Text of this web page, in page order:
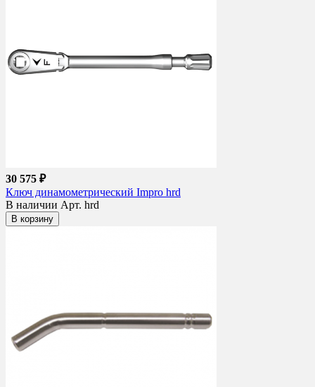
30 575 ₽
Ключ динамометрический Impro hrd
В наличии Арт. hrd
В корзину